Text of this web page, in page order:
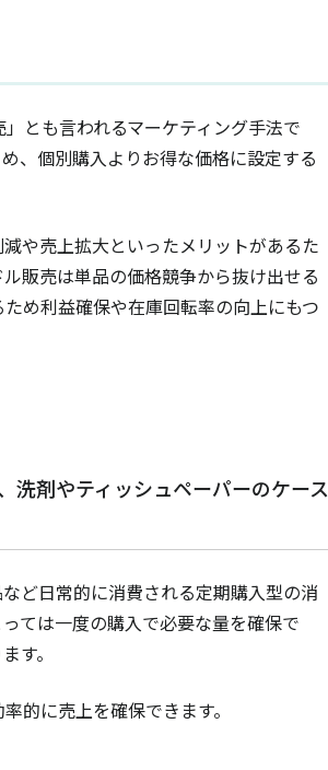
とも言われるマーケティング手法で
、個別購入よりお得な価格に設定する
や売上拡大といったメリットがあるた
販売は単品の価格競争から抜け出せる
め利益確保や在庫回転率の向上にもつ
洗剤やティッシュペーパーのケース
ど日常的に消費される定期購入型の消
ては一度の購入で必要な量を確保で
す。
的に売上を確保できます。